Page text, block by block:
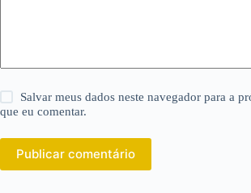
Salvar meus dados neste navegador para a
que eu comentar.
Publicar comentário